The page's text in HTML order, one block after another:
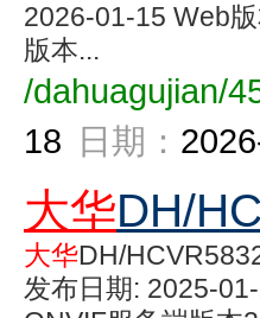
2026-01-15 Web
版本...
/dahuagujian/
18 日期：
大华DH/
大华DH/
发布日期: 2025-